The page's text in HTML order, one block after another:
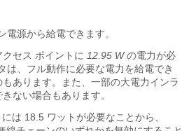
源から給電できます。
セス ポイントに 12.95 Wの電力が必
、フル動作に必要な電力を給電でき
あります。また、一部の大電力インラ
ない場合もあります。
は 18.5 ワットが必要なことから、